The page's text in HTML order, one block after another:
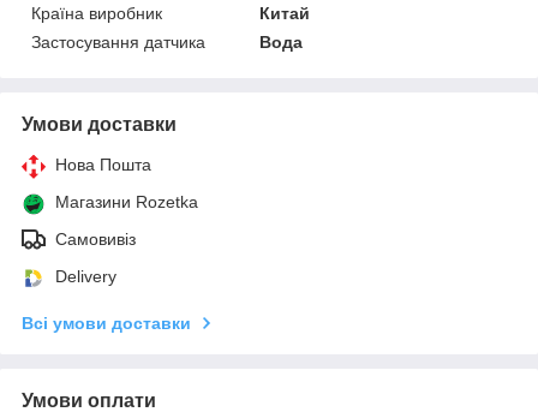
Країна виробник
Китай
Застосування датчика
Вода
Умови доставки
Нова Пошта
Магазини Rozetka
Самовивіз
Delivery
Всі умови доставки
Умови оплати